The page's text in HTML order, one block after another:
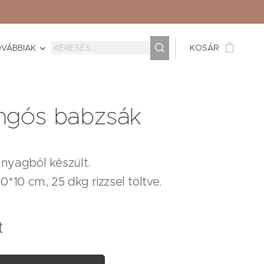
KOSÁR
babzsák
készült.
cm, 25 dkg rizzsel töltve.